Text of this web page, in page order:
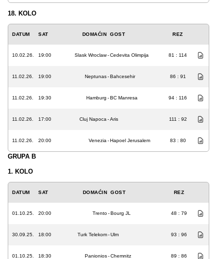
18. KOLO
DATUM SAT DOMAĆIN GOST REZ
10.02.26. 19:00 Slask Wroclaw-Cedevita Olimpija 81 : 114
11.02.26. 19:00 Neptunas-Bahcesehir 86 : 91
11.02.26. 19:30 Hamburg -BC Manresa 94 : 116
11.02.26. 17:00 Cluj Napoca -Aris 111 : 92
11.02.26. 20:00 Venezia -Hapoel Jerusalem 83 : 80
GRUPA B
1. KOLO
DATUM SAT DOMAĆIN GOST REZ
01.10.25. 20:00 Trento-Bourg JL 48 : 79
30.09.25. 18:00 Turk Telekom-Ulm 93 : 96
01.10.25. 18:30 Panionios-Chemnitz 89 : 86